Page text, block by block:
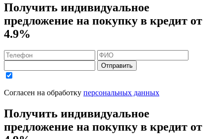
Получить индивидуальное
предложение на покупку в кредит от
4.9%
Отправить
Согласен на обработку персональных данных
Получить индивидуальное
предложение на покупку в кредит от